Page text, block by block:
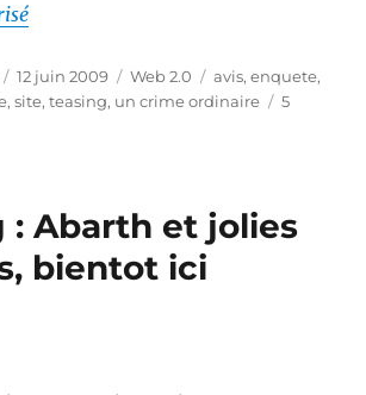
Publié
le
12 juin 2009 Catégories
Web 2.0 Étiquettes
avis,enquete,
,site,teasing, un crime ordinaire
5
: Abarth et jolies
bientot ici